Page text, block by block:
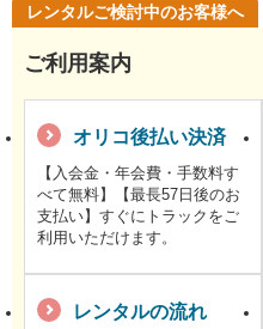
レンタルご検討中のお客様へ
ご利用案内
オリコ後払い決済
【入会金・年会費・手数料す
べて無料】【最長57日後のお
支払い】すぐにトラックをご
利用いただけます。
レンタルの流れ